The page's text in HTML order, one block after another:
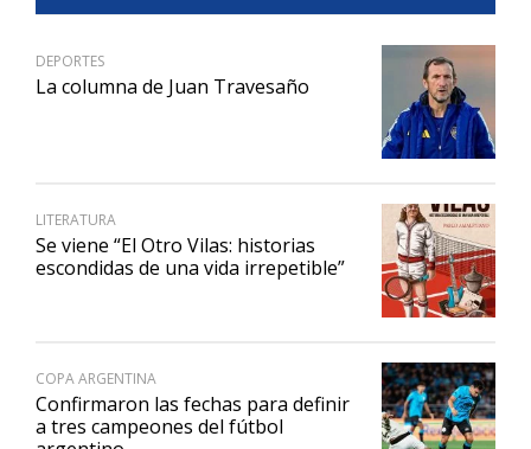
DEPORTES
La columna de Juan Travesaño
LITERATURA
Se viene “El Otro Vilas: historias
escondidas de una vida irrepetible”
COPA ARGENTINA
Confirmaron las fechas para definir
a tres campeones del fútbol